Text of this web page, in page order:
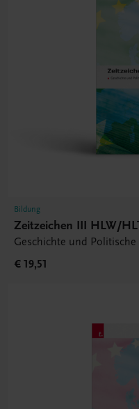
Bildung
Zeitzeichen III HLW/
Geschichte und
€ 19,51